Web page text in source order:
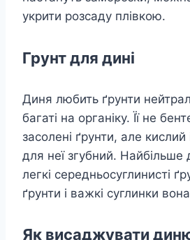
укрити розсаду плівкою.
Грунт для дині
Диня любить ґрунти
багаті на органіку. Її не
засолені ґрунти, але кислий
для неї згубний. Найбільше
легкі середньосуглинисті
ґрунти і важкі суглинки
Як висаджувати